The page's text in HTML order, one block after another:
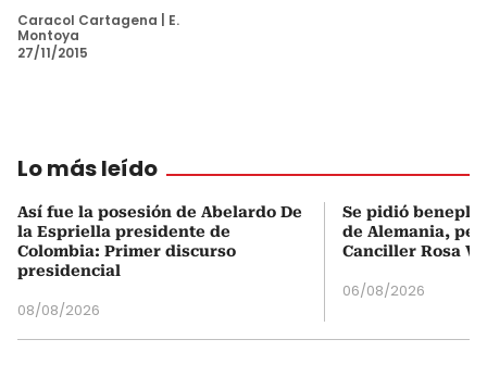
Caracol Cartagena
E.
Montoya
27/11/2015
Lo más leído
Así fue la posesión de Abelardo De
la Espriella presidente de
Colombia: Primer discurso
presidencial
08/08/2026
Se pidió
de Alemania,
Canciller Rosa
06/08/2026